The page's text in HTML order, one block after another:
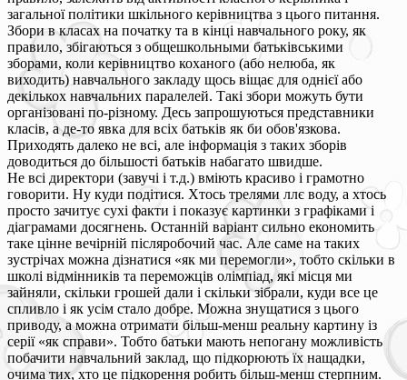
загальної політики шкільного керівництва з цього питання.
Збори в класах на початку та в кінці навчального року, як
правило, збігаються з общешкольными батьківськими
зборами, коли керівництво коханого (або нелюба, як
виходить) навчального закладу щось віщає для однієї або
декількох навчальних паралелей. Такі збори можуть бути
організовані по-різному. Десь запрошуються представники
класів, а де-то явка для всіх батьків як би обов'язкова.
Приходять далеко не всі, але інформація з таких зборів
доводиться до більшості батьків набагато швидше.
Не всі директори (завучі і т.д.) вміють красиво і грамотно
говорити. Ну куди подітися. Хтось трелями ллє воду, а хтось
просто зачитує сухі факти і показує картинки з графіками і
діаграмами досягнень. Останній варіант сильно економить
таке цінне вечірній післяробочий час. Але саме на таких
зустрічах можна дізнатися «як ми перемогли», тобто скільки в
школі відмінників та переможців олімпіад, які місця ми
зайняли, скільки грошей дали і скільки зібрали, куди все це
спливло і як усім стало добре. Можна знущатися з цього
приводу, а можна отримати більш-менш реальну картину із
серії «як справи». Тобто батьки мають непогану можливість
побачити навчальний заклад, що підкорюють їх нащадки,
очима тих, хто це підкорення робить більш-менш стерпним.